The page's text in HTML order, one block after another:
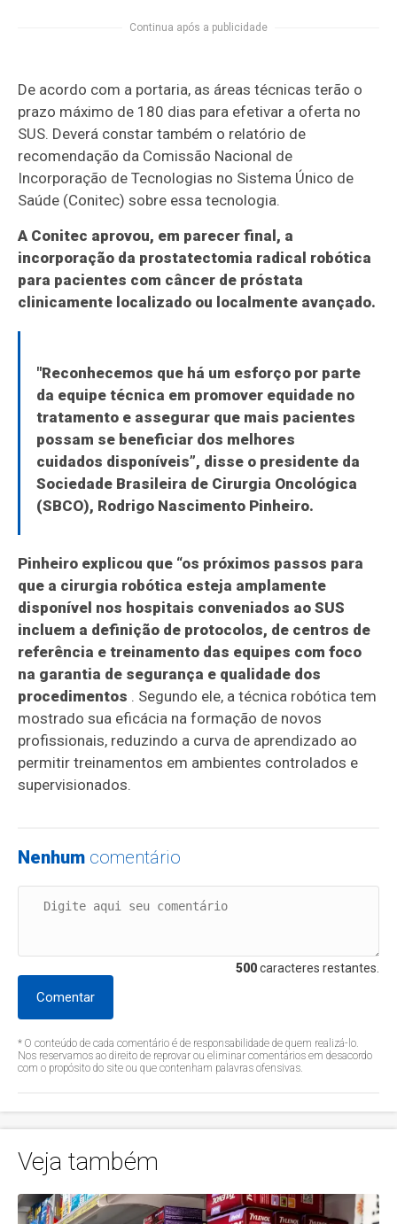
Continua após a publicidade
De acordo com a portaria, as áreas técnicas terão o
prazo máximo de 180 dias para efetivar a oferta no
SUS. Deverá constar também o relatório de
recomendação da Comissão Nacional de
Incorporação de Tecnologias no Sistema Único de
Saúde (Conitec) sobre essa tecnologia.
A Conitec aprovou, em parecer final, a
incorporação da prostatectomia radical robótica
para pacientes com câncer de próstata
clinicamente localizado ou localmente avançado.
"Reconhecemos que há um esforço por parte
da equipe técnica em promover equidade no
tratamento e assegurar que mais pacientes
possam se beneficiar dos melhores
cuidados disponíveis”, disse o presidente da
Sociedade Brasileira de Cirurgia Oncológica
(SBCO), Rodrigo Nascimento Pinheiro.
Pinheiro explicou que “os próximos passos para
que a cirurgia robótica esteja amplamente
disponível nos hospitais conveniados ao SUS
incluem a definição de protocolos, de centros de
referência e treinamento das equipes com foco
na garantia de segurança e qualidade dos
procedimentos . Segundo ele, a técnica robótica tem
mostrado sua eficácia na formação de novos
profissionais, reduzindo a curva de aprendizado ao
permitir treinamentos em ambientes controlados e
supervisionados.
Nenhum comentário
500caracteres restantes.
Comentar
* O conteúdo de cada comentário é de responsabilidade de quem realizá-lo.
Nos reservamos ao direito de reprovar ou eliminar comentários em desacordo
com o propósito do site ou que contenham palavras ofensivas.
Veja também